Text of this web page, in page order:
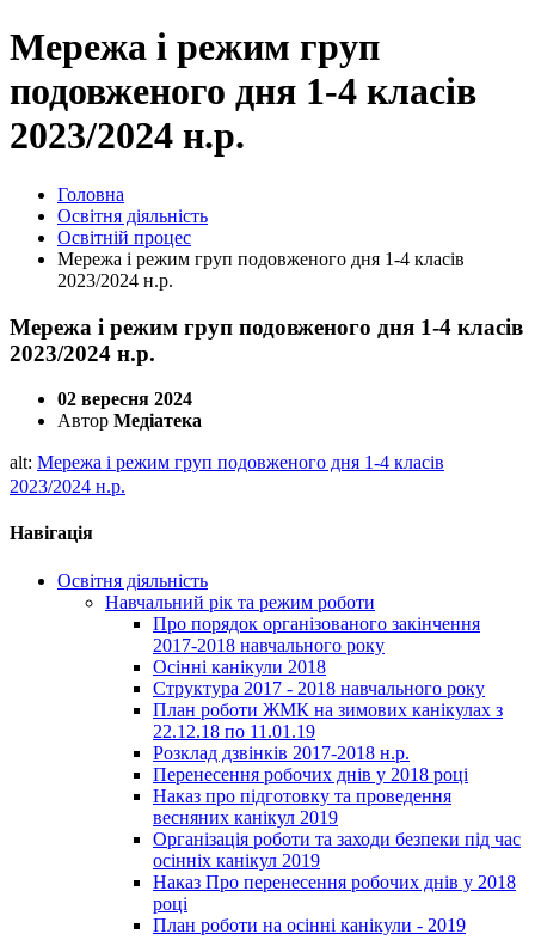
Мережа і режим груп
подовженого дня 1-4 класів
2023/2024 н.р.
Головна
Освітня діяльність
Освітній процес
Мережа і режим груп подовженого дня 1-4 класів
2023/2024 н.р.
Мережа і режим груп подовженого дня 1-4 класів
2023/2024 н.р.
02 вересня 2024
Автор Медіатека
alt: Мережа і режим груп подовженого дня 1-4 класів
2023/2024 н.р.
Навігація
Освітня діяльність
Навчальний рік та режим роботи
Про порядок організованого закінчення
2017-2018 навчального року
Осінні канікули 2018
Структура 2017 - 2018 навчального року
План роботи ЖМК на зимових канікулах з
22.12.18 по 11.01.19
Розклад дзвінків 2017-2018 н.р.
Перенесення робочих днів у 2018 році
Наказ про підготовку та проведення
весняних канікул 2019
Організація роботи та заходи безпеки під час
осінніх канікул 2019
Наказ Про перенесення робочих днів у 2018
році
План роботи на осінні канікули - 2019